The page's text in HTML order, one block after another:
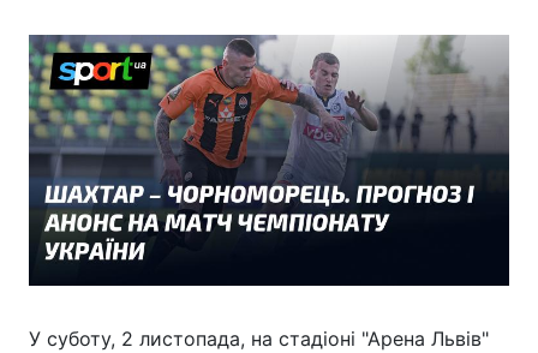
У суботу, 2 листопада, на стадіоні "Арена Львів"